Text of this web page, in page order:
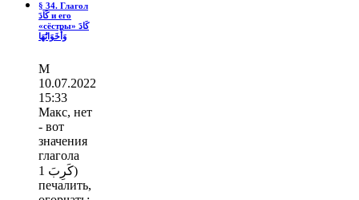
§ 34. Глагол
كَادَ и его
«сёстры» كَادَ
وَأَخَوَاتُهَا
М
10.07.2022
15:33
Макс, нет
- вот
значения
глагола
كَرِبَ 1)
печалить,